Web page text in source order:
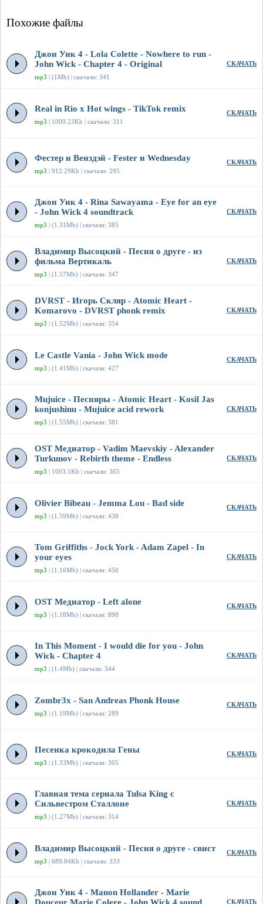
Похожие файлы
Джон Уик 4 - Lola Colette - Nowhere to run -
John Wick - Chapter 4 - Original
mp3 | (1Mb) | скачали: 341
СКАЧАТЬ
Real in Rio x Hot wings - TikTok remix
mp3 | 1009.23Kb | скачали: 311
СКАЧАТЬ
Фестер и Венздэй - Fester и Wednesday
mp3 | 912.29Kb | скачали: 295
СКАЧАТЬ
Джон Уик 4 - Rina Sawayama - Eye for an eye
- John Wick 4 soundtrack
mp3 | (1.31Mb) | скачали: 385
СКАЧАТЬ
Владимир Высоцкий - Песня о друге - из
фильма Вертикаль
mp3 | (1.57Mb) | скачали: 347
СКАЧАТЬ
DVRST - Игорь Скляр - Atomic Heart -
Komarovo - DVRST phonk remix
mp3 | (1.52Mb) | скачали: 354
СКАЧАТЬ
Le Castle Vania - John Wick mode
mp3 | (1.41Mb) | скачали: 427
СКАЧАТЬ
Mujuice - Песняры - Atomic Heart - Kosil Jas
konjushinu - Mujuice acid rework
mp3 | (1.55Mb) | скачали: 381
СКАЧАТЬ
OST Медиатор - Vadim Maevskiy - Alexander
Turkunov - Rebirth theme - Endless
mp3 | 1003.1Kb | скачали: 365
СКАЧАТЬ
Olivier Bibeau - Jemma Lou - Bad side
mp3 | (1.59Mb) | скачали: 438
СКАЧАТЬ
Tom Griffiths - Jock York - Adam Zapel - In
your eyes
mp3 | (1.16Mb) | скачали: 450
СКАЧАТЬ
OST Медиатор - Left alone
mp3 | (1.18Mb) | скачали: 898
СКАЧАТЬ
In This Moment - I would die for you - John
Wick - Chapter 4
mp3 | (1.4Mb) | скачали: 344
СКАЧАТЬ
Zombr3x - San Andreas Phonk House
mp3 | (1.19Mb) | скачали: 289
СКАЧАТЬ
Песенка крокодила Гены
mp3 | (1.33Mb) | скачали: 305
СКАЧАТЬ
Главная тема сериала Tulsa King с
Сильвестром Сталлоне
mp3 | (1.27Mb) | скачали: 314
СКАЧАТЬ
Владимир Высоцкий - Песня о друге - свист
mp3 | 689.84Kb | скачали: 333
СКАЧАТЬ
Джон Уик 4 - Manon Hollander - Marie
СКАЧАТЬ